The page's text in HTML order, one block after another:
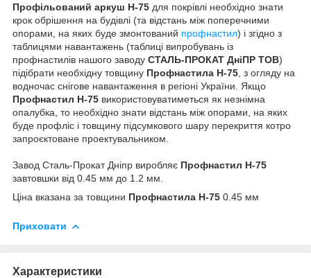
Профільований аркуш Н-75 для покрівлі необхідно знати
крок обрішення на будівлі (та відстань між поперечними
опорами, на яких буде змонтований профнастил) і згідно з
таблицями навантажень (таблиці випробувань із
профнастилів нашого заводу СТАЛЬ-ПРОКАТ ДніПР ТОВ)
підібрати необхідну товщину Профнастила Н-75 , з огляду на
водночас снігове навантаження в регіоні України. Якщо
Профнастил Н-75 використовуватиметься як незнімна
опалубка, то необхідно знати відстань між опорами, на яких
буде профліс і товщину підсумкового шару перекриття котро
запроєктоване проектувальником.
Завод Сталь-Прокат Дніпр виробляє Профнастил Н-75
завтовшки від 0.45 мм до 1.2 мм.
Ціна вказана за товщини Профнастила Н-75 0.45 мм
Приховати
Характеристики